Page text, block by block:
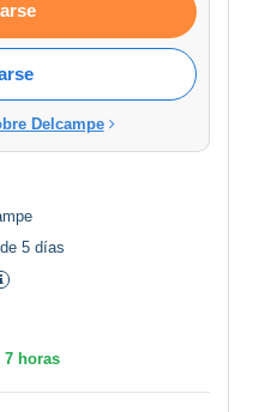
Delcampe
5 días
7 horas